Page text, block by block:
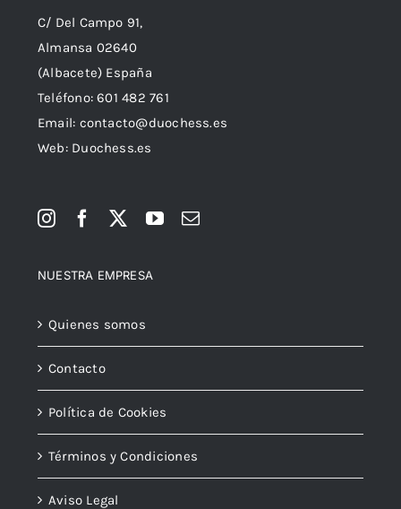
C/ Del Campo 91,
Almansa 02640
(Albacete) España
Teléfono:601 482 761
Email: contacto@duochess.es
Web: Duochess.es
NUESTRA EMPRESA
Quienes somos
Contacto
Política de Cookies
Términos y Condiciones
Aviso Legal